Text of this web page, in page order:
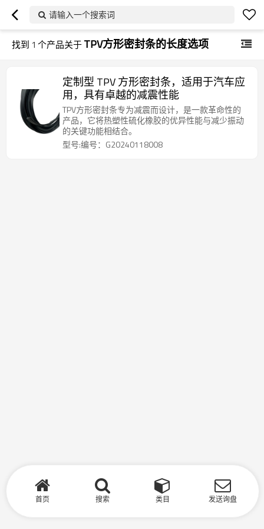
请输入一个搜索词
找到 1 个产品关于TPV方形密封条的长度选项
定制型 TPV 方形密封条，适用于汽车应
用，具有卓越的减震性能
TPV方形密封条专为减震而设计，是一款革命性的
产品，它将热塑性硫化橡胶的优异性能与减少振动
的关键功能相结合。
型号:编号：G20240118008
首页 搜索 类目 发送询盘